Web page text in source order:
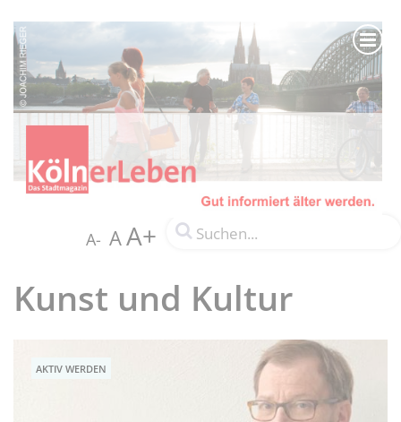
A- AA+
Kunst und Kultur
AKTIV WERDEN